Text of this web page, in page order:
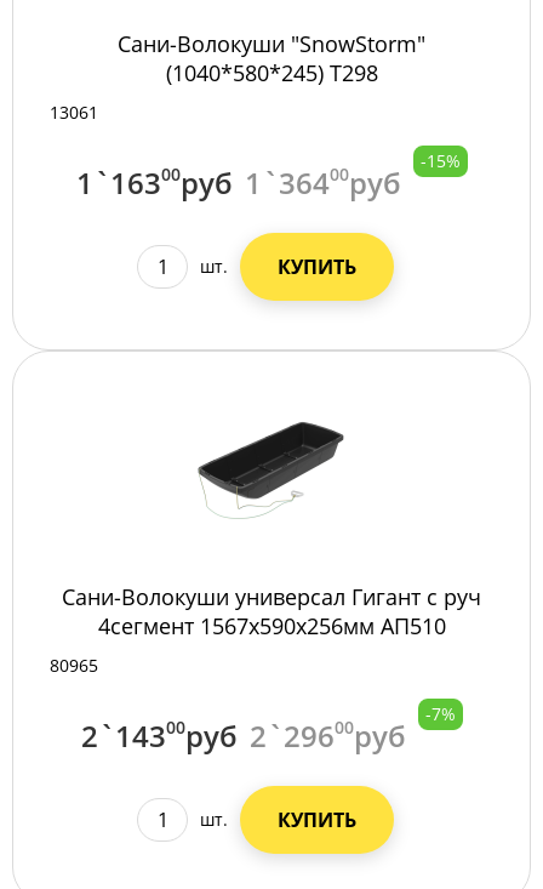
Сани-Волокуши "SnowStorm"
(1040*580*245) Т298
13061
1`16300руб 1`36400руб
-15%
шт. КУПИТЬ
Сани-Волокуши универсал Гигант с руч
4сегмент 1567х590х256мм АП510
80965
2`14300руб 2`29600руб
-7%
шт. КУПИТЬ